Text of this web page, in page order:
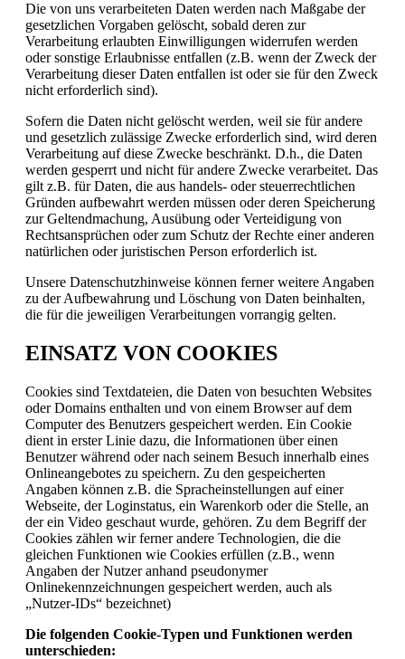
Die von uns verarbeiteten Daten werden nach Maßgabe der
gesetzlichen Vorgaben gelöscht, sobald deren zur
Verarbeitung erlaubten Einwilligungen widerrufen werden
oder sonstige Erlaubnisse entfallen (z.B. wenn der Zweck der
Verarbeitung dieser Daten entfallen ist oder sie für den Zweck
nicht erforderlich sind).
Sofern die Daten nicht gelöscht werden, weil sie für andere
und gesetzlich zulässige Zwecke erforderlich sind, wird deren
Verarbeitung auf diese Zwecke beschränkt. D.h., die Daten
werden gesperrt und nicht für andere Zwecke verarbeitet. Das
gilt z.B. für Daten, die aus handels- oder steuerrechtlichen
Gründen aufbewahrt werden müssen oder deren Speicherung
zur Geltendmachung, Ausübung oder Verteidigung von
Rechtsansprüchen oder zum Schutz der Rechte einer anderen
natürlichen oder juristischen Person erforderlich ist.
Unsere Datenschutzhinweise können ferner weitere Angaben
zu der Aufbewahrung und Löschung von Daten beinhalten,
die für die jeweiligen Verarbeitungen vorrangig gelten.
EINSATZ VON COOKIES
Cookies sind Textdateien, die Daten von besuchten Websites
oder Domains enthalten und von einem Browser auf dem
Computer des Benutzers gespeichert werden. Ein Cookie
dient in erster Linie dazu, die Informationen über einen
Benutzer während oder nach seinem Besuch innerhalb eines
Onlineangebotes zu speichern. Zu den gespeicherten
Angaben können z.B. die Spracheinstellungen auf einer
Webseite, der Loginstatus, ein Warenkorb oder die Stelle, an
der ein Video geschaut wurde, gehören. Zu dem Begriff der
Cookies zählen wir ferner andere Technologien, die die
gleichen Funktionen wie Cookies erfüllen (z.B., wenn
Angaben der Nutzer anhand pseudonymer
Onlinekennzeichnungen gespeichert werden, auch als
„Nutzer-IDs“ bezeichnet)
Die folgenden Cookie-Typen und Funktionen werden
unterschieden: